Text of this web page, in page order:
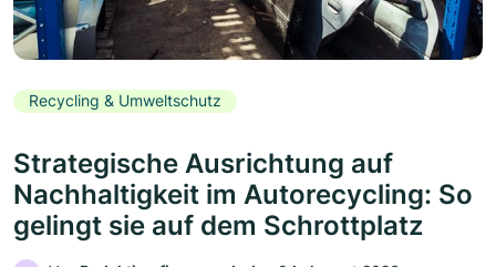
Recycling & Umweltschutz
Strategische Ausrichtung auf
Nachhaltigkeit im Autorecycling: So
gelingt sie auf dem Schrottplatz